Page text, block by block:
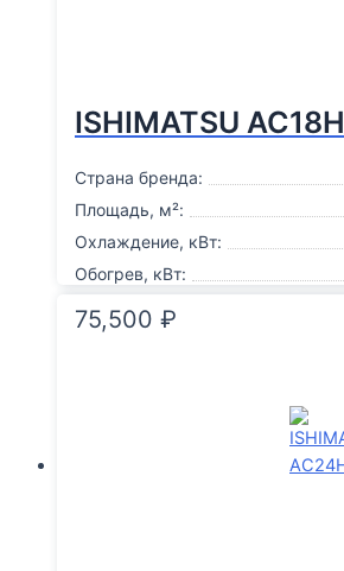
ISHIMATSU AC18H
Страна бренда:
Площадь, м²:
Охлаждение, кВт:
Обогрев, кВт:
75,500 ₽